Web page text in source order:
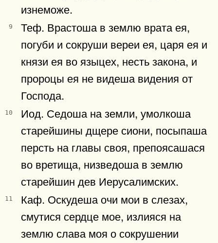
изнеможе.
9
Теф. Врастоша в землю врата ея,
погуби и сокруши вереи ея, царя ея и
князи ея во языцех, несть закона, и
пророцы ея не видеша видения от
Господа.
10
Иод. Седоша на земли, умолкоша
старейшины дщере сиони, посыпаша
персть на главы своя, препоясашася
во вретища, низведоша в землю
старейшин дев Иерусалимских.
11
Каф. Оскудеша очи мои в слезах,
смутися сердце мое, излияся на
землю слава моя о сокрушении